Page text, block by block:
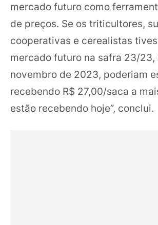
mercado futuro como
de preços. Se os triticultores,
cooperativas e cerealistas
mercado futuro na safra 23/23,
novembro de 2023, poderiam
recebendo R$ 27,00/saca a
estão recebendo hoje”, conclui.